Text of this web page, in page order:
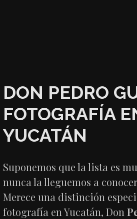
DON PEDRO
FOTOGRAFÍA
YUCATÁN
Suponemos que la lista es
nunca la lleguemos a
Merece una distinción
fotografía en Yucatán, Don